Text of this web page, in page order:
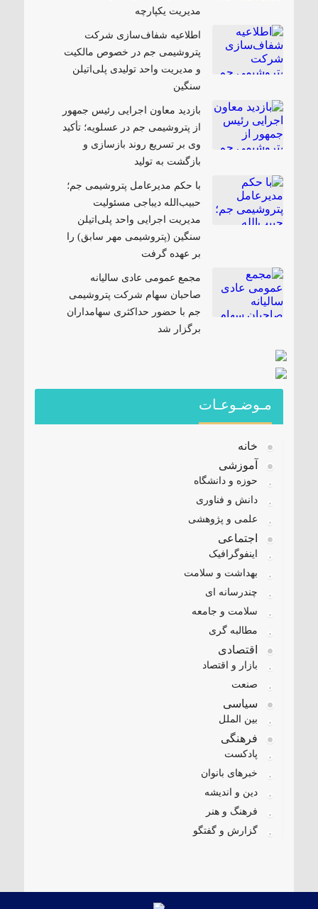
مدیریت یکپارچه
اطلاعیه شفاف‌سازی شرکت
پتروشیمی جم در خصوص مالکیت
و مدیریت واحد تولیدی پلی‌اتیلن
سنگین
بازدید معاون اجرایی رئیس جمهور
از پتروشیمی جم در عسلویه؛ تأکید
وی بر تسریع روند بازسازی و
بازگشت به تولید
با حکم مدیرعامل پتروشیمی جم؛
حبیب‌الله دیباجی مسئولیت
مدیریت اجرایی واحد پلی‌اتیلن
سنگین (پتروشیمی مهر سابق) را
بر عهده گرفت
مجمع عمومی عادی سالیانه
صاحبان سهام شرکت پتروشیمی
جم با حضور حداکثری سهامداران
برگزار شد
مـوضـوعـات
خانه
آموزشی
حوزه و دانشگاه
دانش و فناوری
علمی و پژوهشی
اجتماعی
اینفوگرافیک
بهداشت و سلامت
چندرسانه ای
سلامت و جامعه
مطالبه گری
اقتصادی
بازار و اقتصاد
صنعت
سیاسی
بین الملل
فرهنگی
پادکست
خبرهای بانوان
دین و اندیشه
فرهنگ و هنر
گزارش و گفتگو